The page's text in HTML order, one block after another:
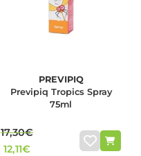
PREVIPIQ
Previpiq Tropics Spray
75ml
17,30€
12,11€